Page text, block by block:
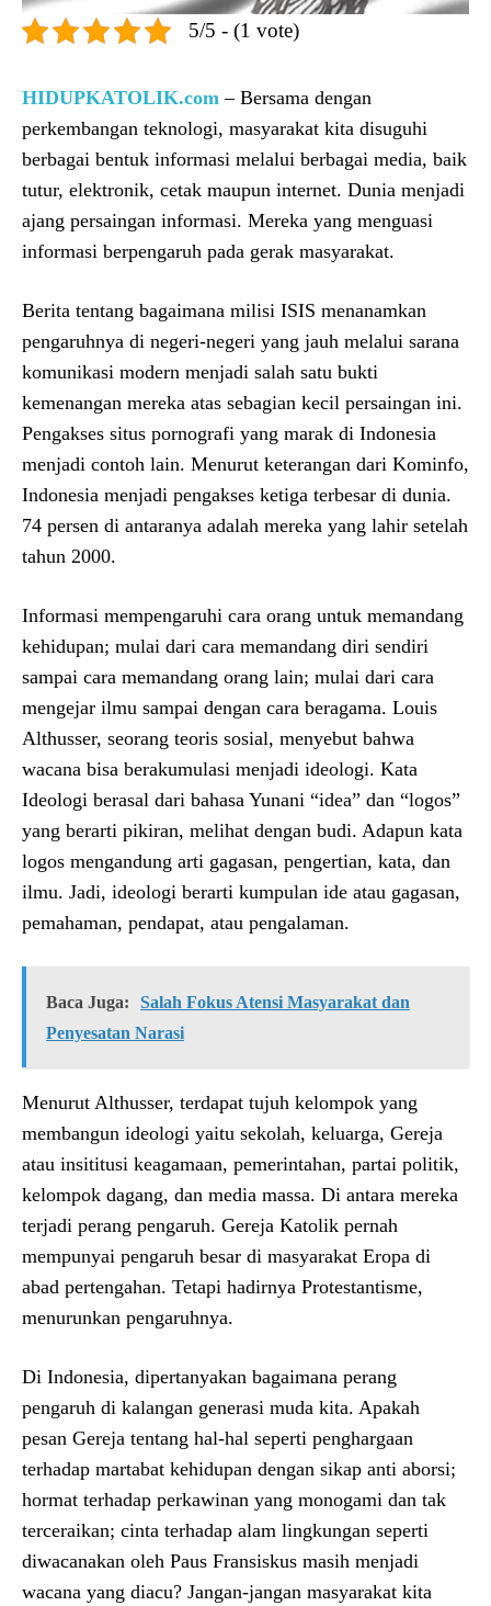
5/5 - (1 vote)
HIDUPKATOLIK.com – Bersama dengan
perkembangan teknologi, masyarakat kita disuguhi
berbagai bentuk informasi melalui berbagai media, baik
tutur, elektronik, cetak maupun internet. Dunia menjadi
ajang persaingan informasi. Mereka yang menguasi
informasi berpengaruh pada gerak masyarakat.
Berita tentang bagaimana milisi ISIS menanamkan
pengaruhnya di negeri-negeri yang jauh melalui sarana
komunikasi modern menjadi salah satu bukti
kemenangan mereka atas sebagian kecil persaingan ini.
Pengakses situs pornografi yang marak di Indonesia
menjadi contoh lain. Menurut keterangan dari Kominfo,
Indonesia menjadi pengakses ketiga terbesar di dunia.
74 persen di antaranya adalah mereka yang lahir setelah
tahun 2000.
Informasi mempengaruhi cara orang untuk memandang
kehidupan; mulai dari cara memandang diri sendiri
sampai cara memandang orang lain; mulai dari cara
mengejar ilmu sampai dengan cara beragama. Louis
Althusser, seorang teoris sosial, menyebut bahwa
wacana bisa berakumulasi menjadi ideologi. Kata
Ideologi berasal dari bahasa Yunani “idea” dan “logos”
yang berarti pikiran, melihat dengan budi. Adapun kata
logos mengandung arti gagasan, pengertian, kata, dan
ilmu. Jadi, ideologi berarti kumpulan ide atau gagasan,
pemahaman, pendapat, atau pengalaman.
Baca Juga:
Salah Fokus Atensi Masyarakat dan
Penyesatan Narasi
Menurut Althusser, terdapat tujuh kelompok yang
membangun ideologi yaitu sekolah, keluarga, Gereja
atau insititusi keagamaan, pemerintahan, partai politik,
kelompok dagang, dan media massa. Di antara mereka
terjadi perang pengaruh. Gereja Katolik pernah
mempunyai pengaruh besar di masyarakat Eropa di
abad pertengahan. Tetapi hadirnya Protestantisme,
menurunkan pengaruhnya.
Di Indonesia, dipertanyakan bagaimana perang
pengaruh di kalangan generasi muda kita. Apakah
pesan Gereja tentang hal-hal seperti penghargaan
terhadap martabat kehidupan dengan sikap anti aborsi;
hormat terhadap perkawinan yang monogami dan tak
terceraikan; cinta terhadap alam lingkungan seperti
diwacanakan oleh Paus Fransiskus masih menjadi
wacana yang diacu? Jangan-jangan masyarakat kita